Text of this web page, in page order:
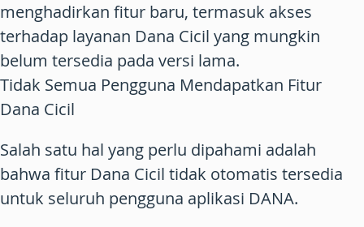
menghadirkan fitur baru, termasuk akses
terhadap layanan Dana Cicil yang mungkin
belum tersedia pada versi lama.
Tidak Semua Pengguna Mendapatkan Fitur
Dana Cicil
Salah satu hal yang perlu dipahami adalah
bahwa fitur Dana Cicil tidak otomatis tersedia
untuk seluruh pengguna aplikasi DANA.